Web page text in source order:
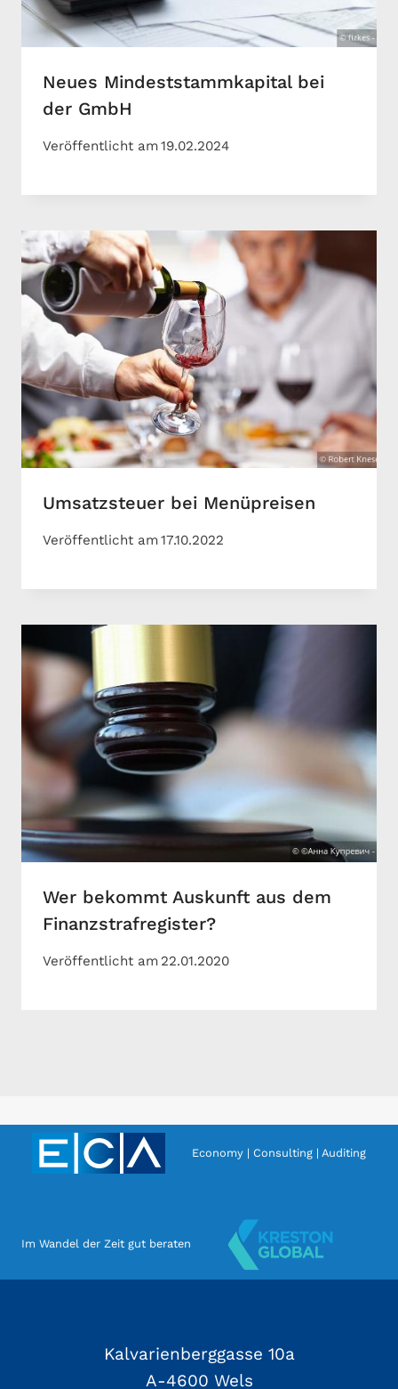
Neues Mindeststammkapital bei
der GmbH
Veröffentlicht am19.02.2024
Umsatzsteuer bei Menüpreisen
Veröffentlicht am17.10.2022
Wer bekommt Auskunft aus dem
Finanzstrafregister?
Veröffentlicht am 22.01.2020
Economy | Consulting | Auditing
Im Wandel der Zeit gut beraten
Kalvarienberggasse 10a
A-4600 Wels